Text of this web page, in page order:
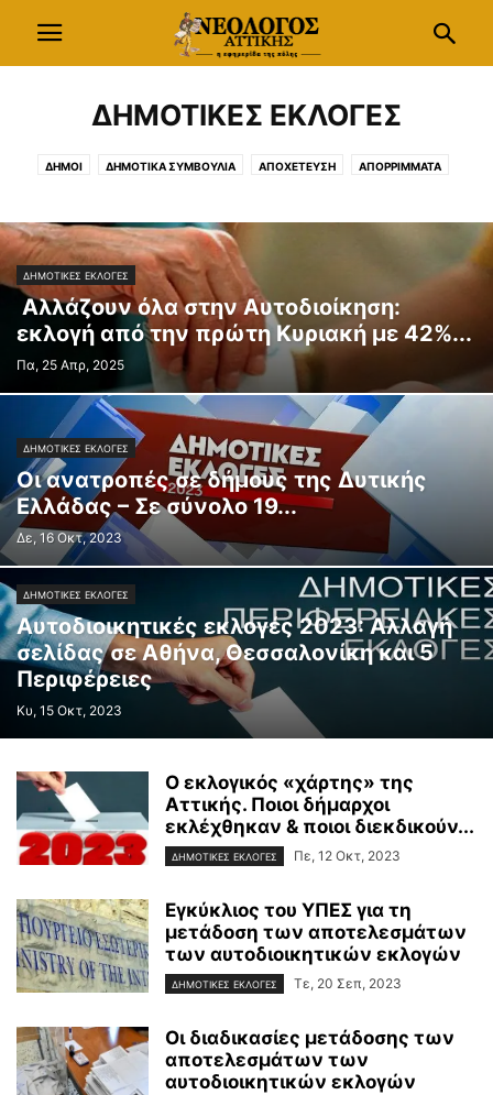
ΔΗΜΟΤΙΚΕΣ ΕΚΛΟΓΕΣ
ΔΗΜΟΙ ΔΗΜΟΤΙΚΑ ΣΥΜΒΟΥΛΙΑ ΑΠΟΧΕΤΕΥΣΗ ΑΠΟΡΡΙΜΜΑΤΑ
ΠΕΔΑ ΠΟΕ-ΟΤΑ ΝΟΜΟΛΟΓΙΑ ΔΗΜΟΤΙΚΕΣ ΕΚΛΟΓΕΣ
ΥΠΟΥΡΓΕΙΟ ΕΣΩΤΕΡΙΚΩΝ
ΔΗΜΟΤΙΚΕΣ ΕΚΛΟΓΕΣ
Αλλάζουν όλα στην Αυτοδιοίκηση:
εκλογή από την πρώτη Κυριακή με 42%...
Πα, 25 Απρ, 2025
ΔΗΜΟΤΙΚΕΣ ΕΚΛΟΓΕΣ
Οι ανατροπές σε δήμους της Δυτικής
Ελλάδας – Σε σύνολο 19...
Δε, 16 Οκτ, 2023
ΔΗΜΟΤΙΚΕΣ ΕΚΛΟΓΕΣ
Αυτοδιοικητικές εκλογές 2023: Αλλαγή
σελίδας σε Αθήνα, Θεσσαλονίκη και 5
Περιφέρειες
Κυ, 15 Οκτ, 2023
Ο εκλογικός «χάρτης» της
Αττικής. Ποιοι δήμαρχοι
εκλέχθηκαν & ποιοι διεκδικούν...
ΔΗΜΟΤΙΚΕΣ ΕΚΛΟΓΕΣ Πε, 12 Οκτ, 2023
Εγκύκλιος του ΥΠΕΣ για τη
μετάδοση των αποτελεσμάτων
των αυτοδιοικητικών εκλογών
ΔΗΜΟΤΙΚΕΣ ΕΚΛΟΓΕΣ Τε, 20 Σεπ, 2023
Οι διαδικασίες μετάδοσης των
αποτελεσμάτων των
αυτοδιοικητικών εκλογών